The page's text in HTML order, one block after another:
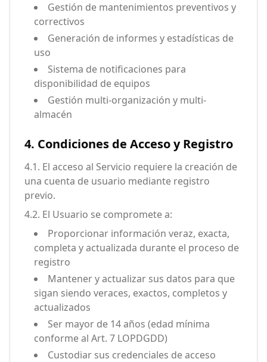
Gestión de mantenimientos preventivos y
correctivos
Generación de informes y estadísticas de
uso
Sistema de notificaciones para
disponibilidad de equipos
Gestión multi-organización y multi-
almacén
4. Condiciones de Acceso y Registro
4.1. El acceso al Servicio requiere la creación de
una cuenta de usuario mediante registro
previo.
4.2. El Usuario se compromete a:
Proporcionar información veraz, exacta,
completa y actualizada durante el proceso de
registro
Mantener y actualizar sus datos para que
sigan siendo veraces, exactos, completos y
actualizados
Ser mayor de 14 años (edad mínima
conforme al Art. 7 LOPDGDD)
Custodiar sus credenciales de acceso